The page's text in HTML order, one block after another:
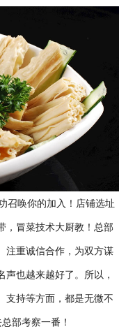
召唤你的加入！店铺选址
，冒菜技术大厨教！总部
注重诚信合作，为双方谋
也越来越好了。所以，
支持等方面，都是无微不
部考察一番！